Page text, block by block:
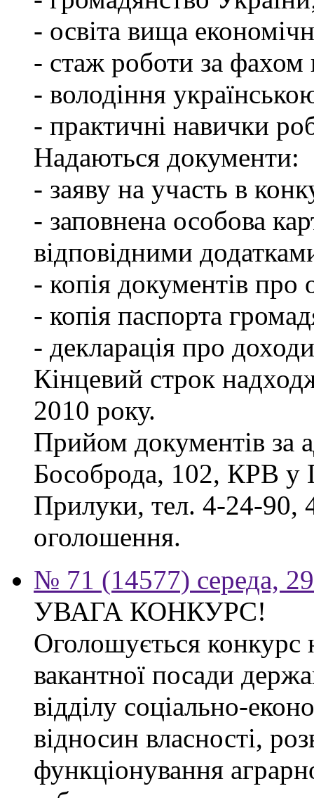
- освіта вища
- стаж роботи за
- володіння
- практичні навички
Надаються документи:
- заяву на участь в
- заповнена особова
відповідними
- копія документів про
- копія паспорта
- декларація про
Кінцевий строк
2010 року.
Прийом документів за
Бособрода, 102, КРВ у
Прилуки, тел. 4-24-90,
оголошення.
№ 71 (14577) середа,
УВАГА КОНКУРС!
Оголошується конкурс
вакантної посади
відділу соціально-
відносин власності,
функціонування